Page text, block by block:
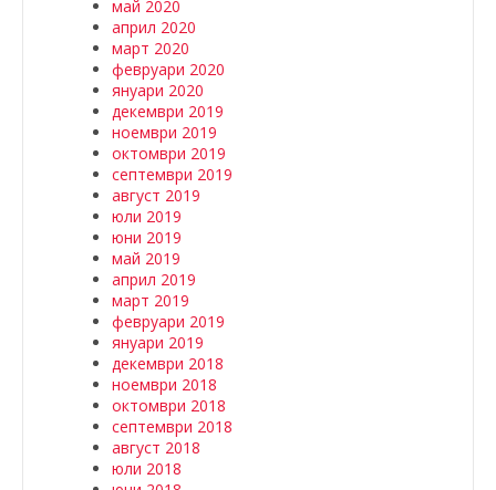
май 2020
април 2020
март 2020
февруари 2020
януари 2020
декември 2019
ноември 2019
октомври 2019
септември 2019
август 2019
юли 2019
юни 2019
май 2019
април 2019
март 2019
февруари 2019
януари 2019
декември 2018
ноември 2018
октомври 2018
септември 2018
август 2018
юли 2018